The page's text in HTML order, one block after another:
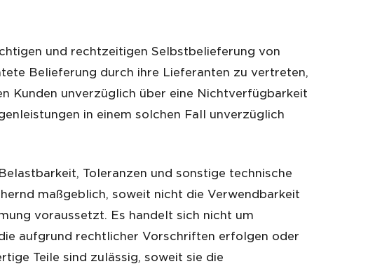
und rechtzeitigen Selbstbelieferung von
Belieferung durch ihre Lieferanten zu vertreten,
Kunden unverzüglich über eine Nichtverfügbarkeit
in einem solchen Fall unverzüglich
Toleranzen und sonstige technische
maßgeblich, soweit nicht die Verwendbarkeit
voraussetzt. Es handelt sich nicht um
aufgrund rechtlicher Vorschriften erfolgen oder
Teile sind zulässig, soweit sie die